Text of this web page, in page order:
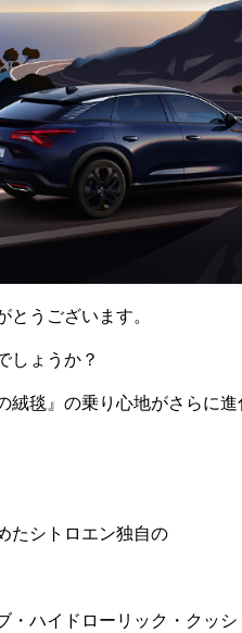
うございます。
しょうか？
絨毯』の乗り心地がさらに進
たシトロエン独自の
ハイドローリック・クッシ